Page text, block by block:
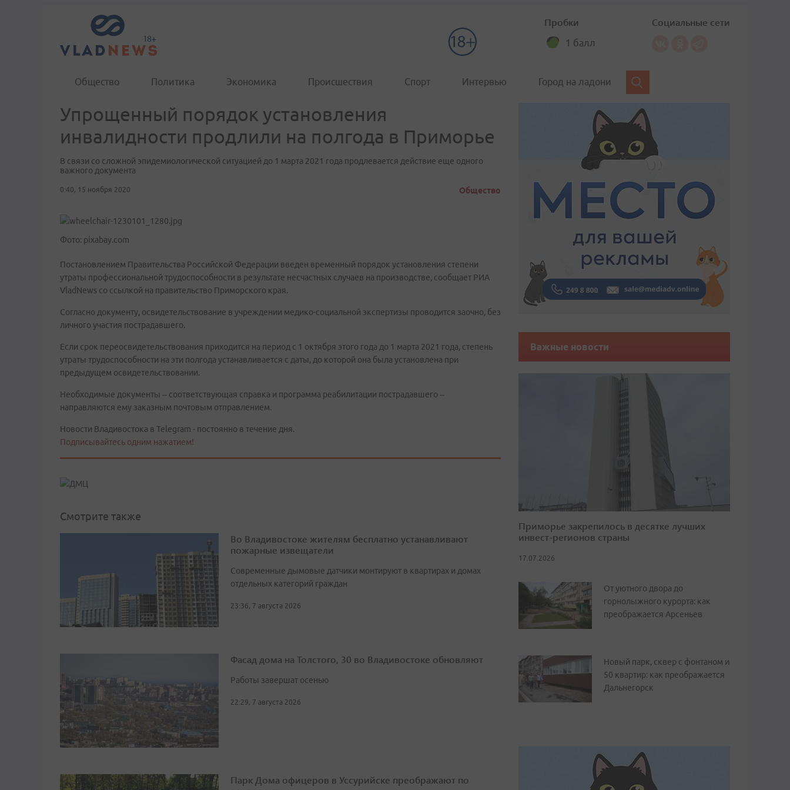
Пробки
1 балл
Социальные сети
Общество Политика Экономика Происшествия Спорт Интервью Город на ладони
Упрощенный порядок установления
инвалидности продлили на полгода в Приморье
В связи со сложной эпидемиологической ситуацией до 1 марта 2021 года продлевается действие еще одного
важного документа
0:40, 15 ноября 2020 Общество
Фото: pixabay.com
Постановлением Правительства Российской Федерации введен временный порядок установления степени
утраты профессиональной трудоспособности в результате несчастных случаев на производстве, сообщает РИА
VladNews со ссылкой на правительство Приморского края.
Согласно документу, освидетельствование в учреждении медико-социальной экспертизы проводится заочно, без
личного участия пострадавшего.
Если срок переосвидетельствования приходится на период с 1 октября этого года до 1 марта 2021 года, степень
утраты трудоспособности на эти полгода устанавливается с даты, до которой она была установлена при
предыдущем освидетельствовании.
Необходимые документы – соответствующая справка и программа реабилитации пострадавшего –
направляются ему заказным почтовым отправлением.
Новости Владивостока в Telegram - постоянно в течение дня.
Подписывайтесь одним нажатием!
Смотрите также
Во Владивостоке жителям бесплатно устанавливают
пожарные извещатели
Современные дымовые датчики монтируют в квартирах и домах
отдельных категорий граждан
23:36, 7 августа 2026
Фасад дома на Толстого, 30 во Владивостоке обновляют
Работы завершат осенью
22:29, 7 августа 2026
Парк Дома офицеров в Уссурийске преображают по
Важные новости
Приморье закрепилось в десятке лучших
инвест-регионов страны
17.07.2026
От уютного двора до
горнолыжного курорта: как
преображается Арсеньев
Новый парк, сквер с фонтаном и
50 квартир: как преображается
Дальнегорск